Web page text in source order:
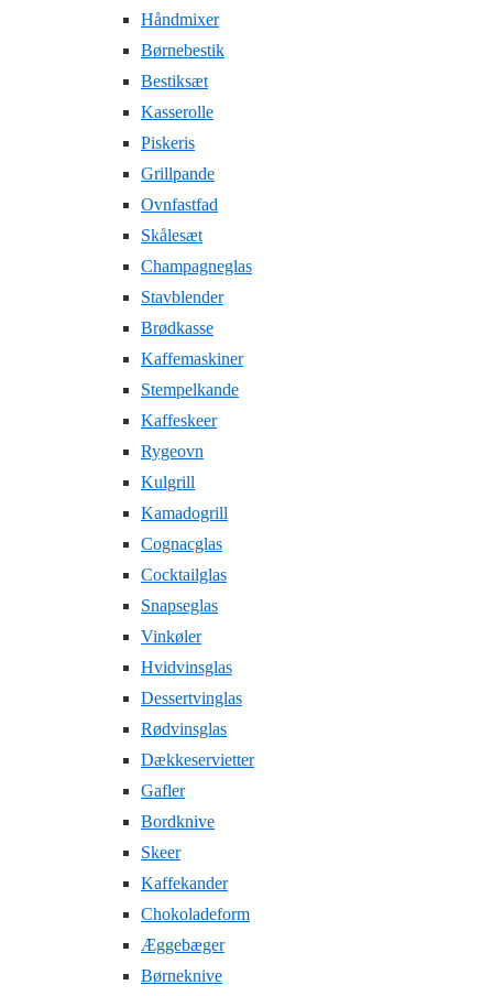
Håndmixer
Børnebestik
Bestiksæt
Kasserolle
Piskeris
Grillpande
Ovnfastfad
Skålesæt
Champagneglas
Stavblender
Brødkasse
Kaffemaskiner
Stempelkande
Kaffeskeer
Rygeovn
Kulgrill
Kamadogrill
Cognacglas
Cocktailglas
Snapseglas
Vinkøler
Hvidvinsglas
Dessertvinglas
Rødvinsglas
Dækkeservietter
Gafler
Bordknive
Skeer
Kaffekander
Chokoladeform
Æggebæger
Børneknive